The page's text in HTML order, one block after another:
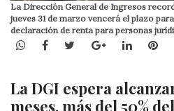
La Dirección General de Ingresos
jueves 31 de marzo vencerá el plazo
declaración de renta para personas
WhatsApp
Facebook
TwitterGoogle+LinkedIn
La DGI espera
meses, más del 50%